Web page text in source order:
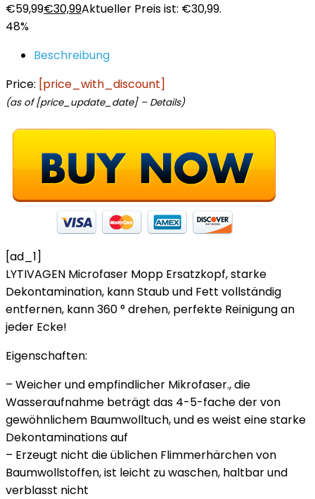
€59,99€30,99Aktueller Preis ist: €30,99.
48%
Beschreibung
Price: [price_with_discount]
(as of [price_update_date] – Details)
[ad_1]
LYTIVAGEN Microfaser Mopp Ersatzkopf, starke
Dekontamination, kann Staub und Fett vollständig
entfernen, kann 360 ° drehen, perfekte Reinigung an
jeder Ecke!
Eigenschaften:
– Weicher und empfindlicher Mikrofaser., die
Wasseraufnahme beträgt das 4-5-fache der von
gewöhnlichem Baumwolltuch, und es weist eine starke
Dekontaminations auf
– Erzeugt nicht die üblichen Flimmerhärchen von
Baumwollstoffen, ist leicht zu waschen, haltbar und
verblasst nicht